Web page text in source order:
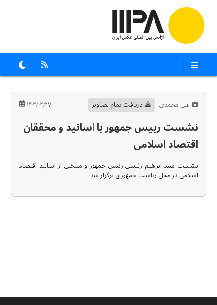
علی محمدی دریافت تمام تصاویر ۱۴۰۲/۰۲/۲۷
نشست رییس جمهور با اساتید و محققان
اقتصاد اسلامی
نشست سید ابراهیم رئیسی رئیس جمهور و منتخبی از اساتید اقتصاد
اسلامی در محل ریاست جمهوری برگزار شد.